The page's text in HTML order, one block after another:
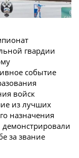
гвардии
событие
войск
из лучших
назначения
демонстрировали
за звание